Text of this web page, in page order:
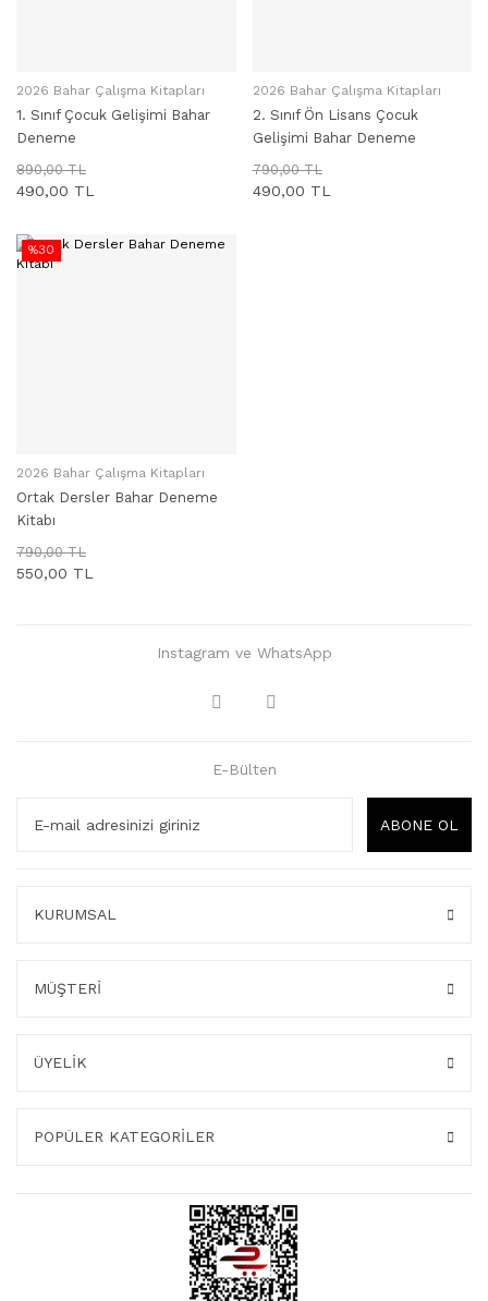
SEPETE EKLE
2026 Bahar Çalışma Kitapları
1. Sınıf Çocuk Gelişimi Bahar
Deneme
890,00 TL
490,00 TL
SEPETE EKLE
2026 Bahar Çalışma Kitapları
2. Sınıf Ön Lisans Çocuk
Gelişimi Bahar Deneme
790,00 TL
490,00 TL
%30
SEPETE EKLE
2026 Bahar Çalışma Kitapları
Ortak Dersler Bahar Deneme
Kitabı
790,00 TL
550,00 TL
Instagram ve WhatsApp
E-Bülten
ABONE OL
KURUMSAL
MÜŞTERİ
ÜYELİK
POPÜLER KATEGORİLER